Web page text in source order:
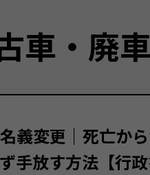
車・廃
義変更｜死亡か
手放す方法【行